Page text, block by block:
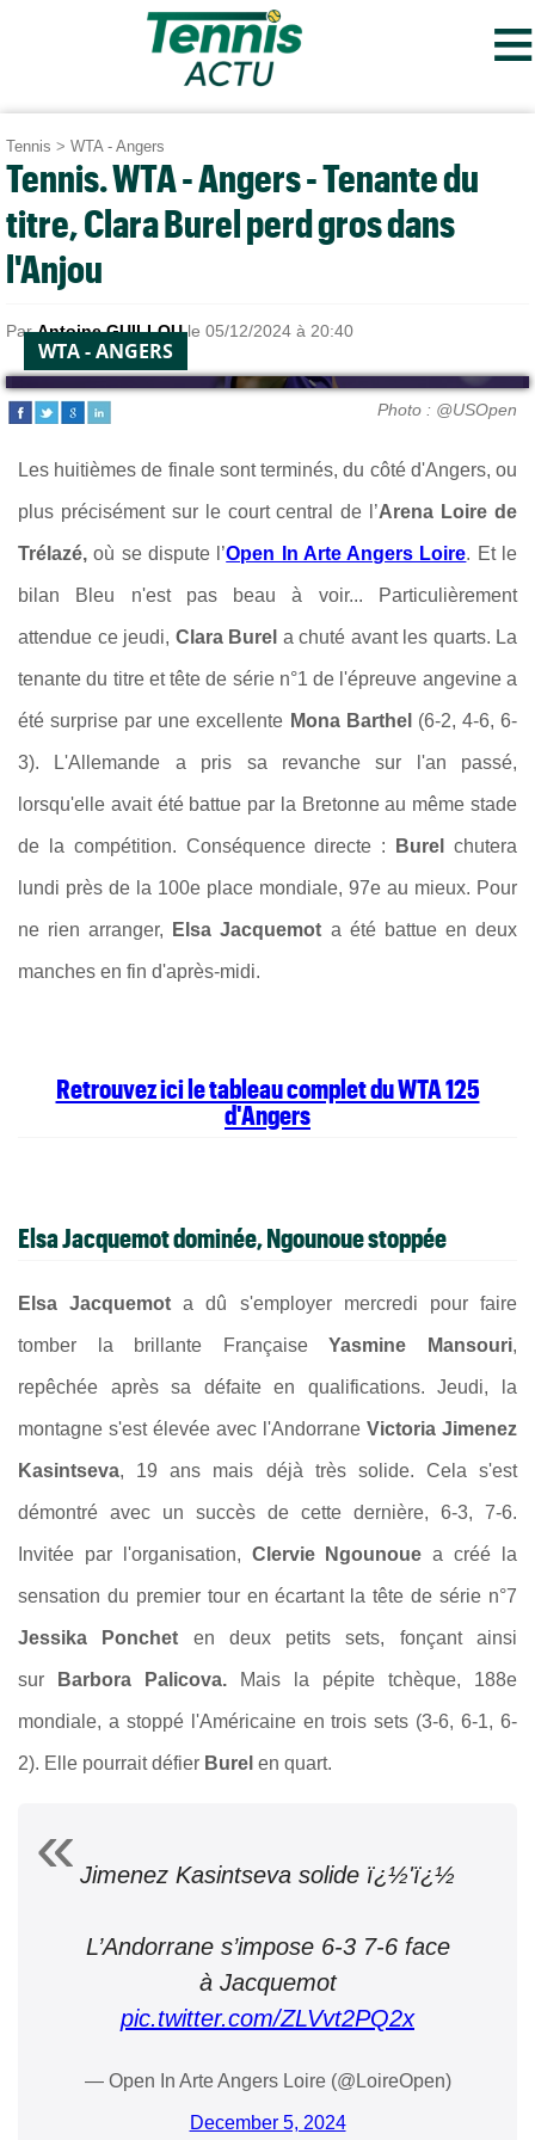
≡
Tennis > WTA - Angers
Tennis. WTA - Angers - Tenante du
titre, Clara Burel perd gros dans
l'Anjou
ParAntoine GUILLOUle 05/12/2024 à 20:40
WTA - ANGERS
Photo : @USOpen
Les huitièmes de finale sont terminés, du côté d'Angers, ou
plus précisément sur le court central de l’Arena Loire de
Trélazé,où se dispute l’Open In Arte Angers Loire. Et le
bilan Bleu n'est pas beau à voir... Particulièrement
attendue ce jeudi, Clara Burel a chuté avant les quarts. La
tenante du titre et tête de série n°1 de l'épreuve angevine a
été surprise par une excellente Mona Barthel (6-2, 4-6, 6-
3). L'Allemande a pris sa revanche sur l'an passé,
lorsqu'elle avait été battue par la Bretonne au même stade
de la compétition. Conséquence directe : Burelchutera
lundi près de la 100e place mondiale, 97e au mieux. Pour
ne rien arranger, Elsa Jacquemot a été battue en deux
manches en fin d'après-midi.
Retrouvez ici le tableau complet du WTA 125
d'Angers
Elsa Jacquemot dominée, Ngounoue stoppée
Elsa Jacquemot a dû s'employer mercredi pour faire
tomber la brillante FrançaiseYasmine Mansouri,
repêchée après sa défaite en qualifications. Jeudi, la
montagne s'est élevée avec l'Andorrane Victoria Jimenez
Kasintseva, 19 ans mais déjà très solide. Cela s'est
démontré avec un succès de cette dernière, 6-3, 7-6.
Invitée par l'organisation, Clervie Ngounoue a créé la
sensation du premier tour en écartant la tête de série n°7
Jessika Ponchet en deux petits sets, fonçant ainsi
sur Barbora Palicova. Mais la pépite tchèque, 188e
mondiale, a stoppé l'Américaine en trois sets (3-6, 6-1, 6-
2). Elle pourrait défier Burel en quart.
Jimenez Kasintseva solide ï¿½'ï¿½
L’Andorrane s’impose 6-3 7-6 face
à Jacquemot
pic.twitter.com/ZLVvt2PQ2x
— Open In Arte Angers Loire (@LoireOpen)
December 5, 2024